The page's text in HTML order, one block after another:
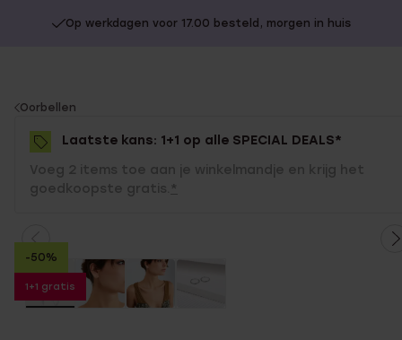
Op werkdagen voor 17.00 besteld, morgen in huis
You
are
here:
Oorbellen
Laatste kans: 1+1 op alle SPECIAL DEALS*
Voeg 2 items toe aan je winkelmandje en krijg het
goedkoopste gratis. *
-50%
1+1 gratis